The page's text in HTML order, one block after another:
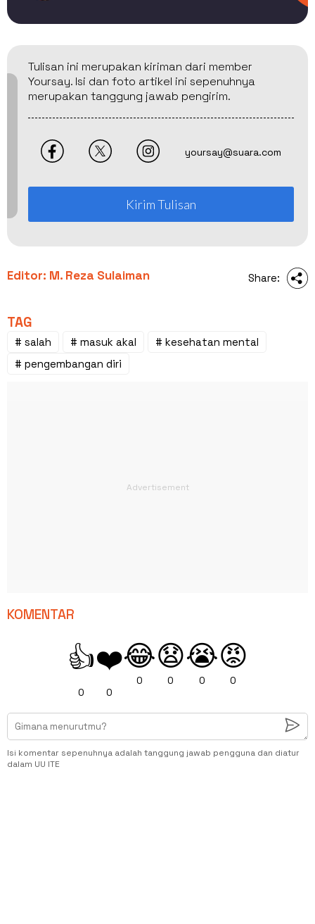
Tulisan ini merupakan kiriman dari member
Yoursay. Isi dan foto artikel ini sepenuhnya
merupakan tanggung jawab pengirim.
yoursay@suara.com
Kirim Tulisan
Editor: M. Reza Sulaiman Share:
TAG
# salah # masuk akal
# kesehatan mental
# pengembangan diri
KOMENTAR
👍
0
❤️
0
😂
0
😧
0
😭
0
😡
0
Isi komentar sepenuhnya adalah tanggung jawab pengguna dan diatur
dalam UU ITE